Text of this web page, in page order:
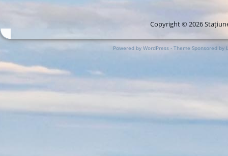
Copyright © 2026
Powered by WordPress - Theme Sponsored by